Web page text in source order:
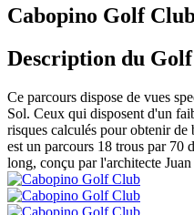
Cabopino Golf
Description du Golf
Ce parcours dispose de vues
Sol. Ceux qui disposent d'un
risques calculés pour obtenir
est un parcours 18 trous par 70
long, conçu par l'architecte